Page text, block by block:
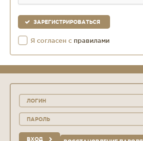
ЗАРЕГИСТРИРОВАТЬСЯ
Я согласен с правилами
ВХОД